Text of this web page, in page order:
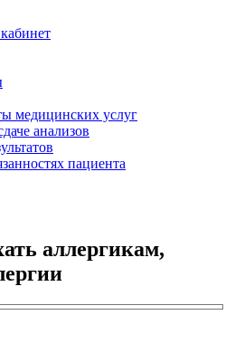
медицинских услуг
анализов
пациента
аллергикам,